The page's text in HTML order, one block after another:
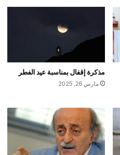
مذكرة إقفال بمناسبة عيد الفطر
مارس 26, 2025